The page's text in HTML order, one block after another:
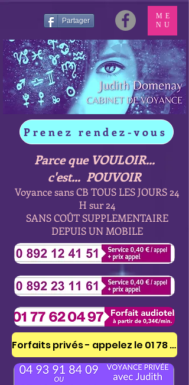
Partager
Prenez rendez-vous
Parce que VOULOIR...
c'est... POUVOIR
Voyance sans CB TOUS LES JOURS 24
H sur 24
SANS COÛT SUPPLEMENTAIRE
DEPUIS UN MOBILE
ME
NU
Forfaits privés - appelez le 01 78 41 53 51